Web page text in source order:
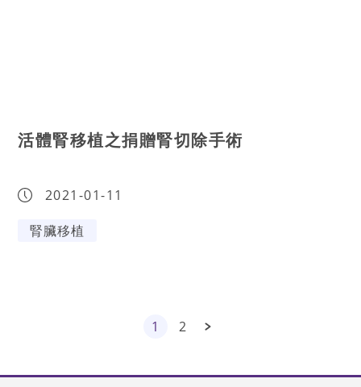
活體腎移植之捐贈腎切除手術
2021-01-11
腎臟移植
1 2